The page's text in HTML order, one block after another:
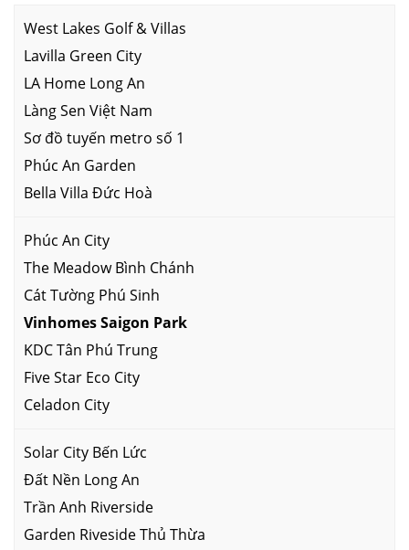
West Lakes Golf & Villas
Lavilla Green City
LA Home Long An
Làng Sen Việt Nam
Sơ đồ tuyến metro số 1
Phúc An Garden
Bella Villa Đức Hoà
Phúc An City
The Meadow Bình Chánh
Cát Tường Phú Sinh
Vinhomes Saigon Park
KDC Tân Phú Trung
Five Star Eco City
Celadon City
Solar City Bến Lức
Đất Nền Long An
Trần Anh Riverside
Garden Riveside Thủ Thừa